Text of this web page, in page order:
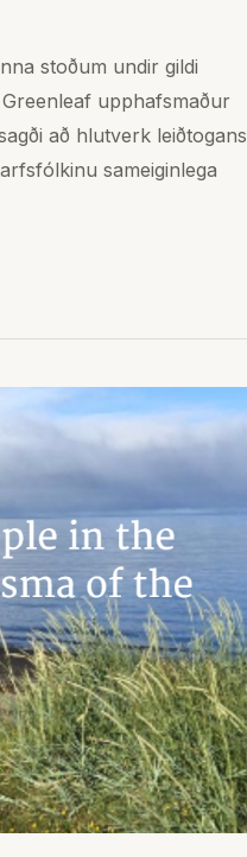
stoðum undir gildi
upphafsmaður
að hlutverk leiðtogans
sameiginlega